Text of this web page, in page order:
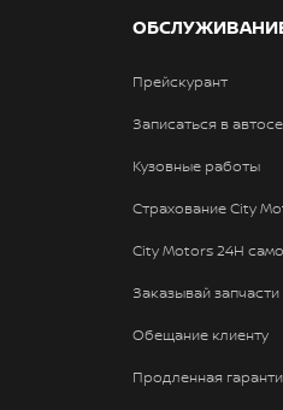
Прейскурант
Записаться в
Kузовные работы
Страхование City
City Motors 24H
Заказывай запчасти
Обещание клиенту
Продленная